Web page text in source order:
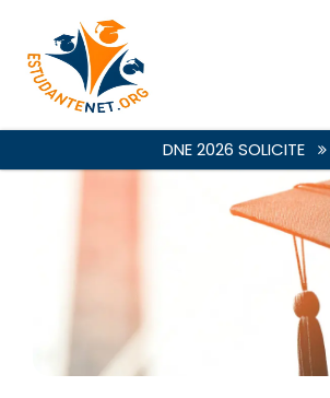
DNE 2026 SOLICITE